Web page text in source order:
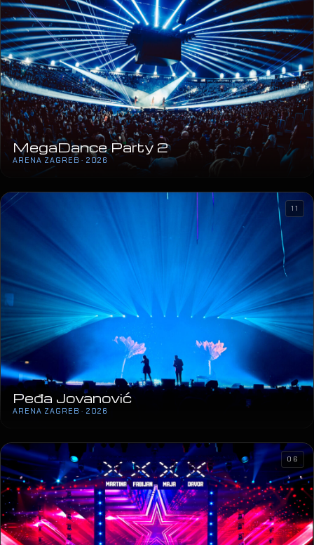
MegaDance Party 2
ARENA ZAGREB · 2026
Peđa Jovanović
ARENA ZAGREB · 2026
11
06